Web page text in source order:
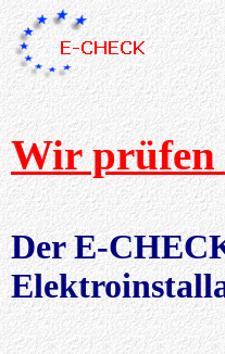
Wir prüfen
Der E-